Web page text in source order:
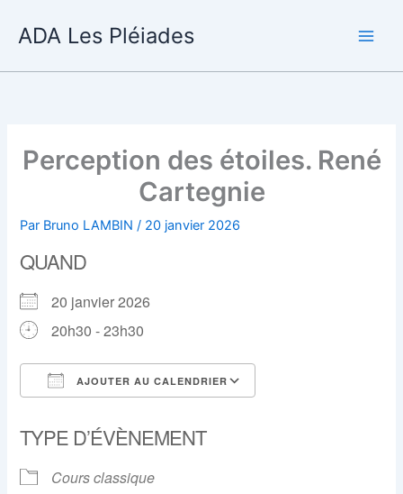
ADA Les Pléiades
Perception des étoiles. René
Cartegnie
Par Bruno LAMBIN/ 20 janvier 2026
QUAND
20 janvier 2026
20h30 - 23h30
AJOUTER AU CALENDRIER
TYPE D’ÉVÈNEMENT
Cours classique